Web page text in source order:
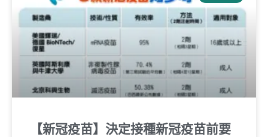
【新冠疫苗】決定接種新冠疫苗前要